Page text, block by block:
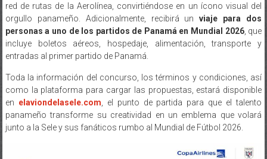
red de rutas de la Aerolínea, convirtiéndose en un ícono visual del
orgullo panameño. Adicionalmente, recibirá unviaje para dos
personas a uno de los partidos de Panamá en Mundial 2026, que
incluye boletos aéreos, hospedaje, alimentación, transporte y
entradas al primer partido de Panamá.
Toda la información del concurso, los términos y condiciones, así
como la plataforma para cargar las propuestas, estará disponible
en elaviondelasele.com , el punto de partida para que el talento
panameño transforme su creatividad en un emblema que volará
junto a la Sele y sus fanáticos rumbo al Mundial de Fútbol 2026.